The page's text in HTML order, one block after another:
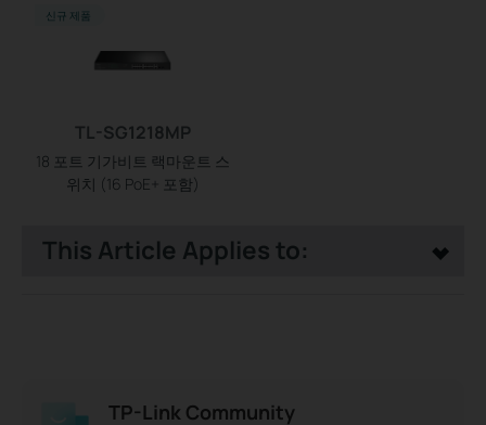
TL-SG1218MP
18 포트 기가비트 랙마운트 스
위치 (16 PoE+ 포함)
신규 제품
This Article Applies to:
TP-Link Community